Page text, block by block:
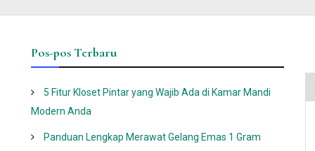
Pos-pos Terbaru
5 Fitur Kloset Pintar yang Wajib Ada di Kamar Mandi
Modern Anda
Panduan Lengkap Merawat Gelang Emas 1 Gram